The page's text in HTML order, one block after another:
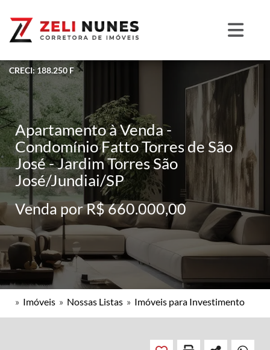
CRECI: 188.250 F
Apartamento à Venda -
Condomínio Fatto Torres de São
José - Jardim Torres São
José/Jundiai/SP
Venda por R$ 660.000,00
» Imóveis » Nossas Listas » Imóveis para Investimento